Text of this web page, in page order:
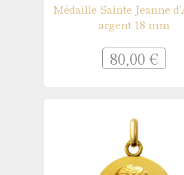
Médaille Sainte Jeanne
argent 18 mm
80,00 €